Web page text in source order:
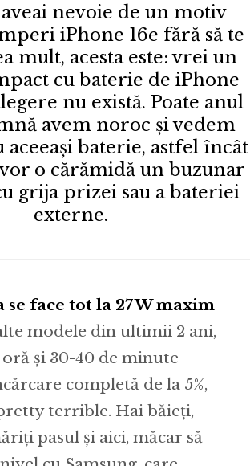
aveai nevoie de un motiv
iPhone 16e fără să te
mult, acesta este: vrei un
cu baterie de iPhone
nu există. Poate anul
avem noroc și vedem
aceeași baterie, astfel încât
o cărămidă un buzunar
grija prizei sau a bateriei
externe.
se face tot la 27W maxim
modele din ultimii 2 ani,
și 30-40 de minute
completă de la 5%,
terrible. Hai băieți,
pasul și aici, măcar să